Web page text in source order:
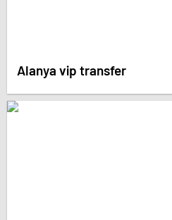
Alanya vip transfer